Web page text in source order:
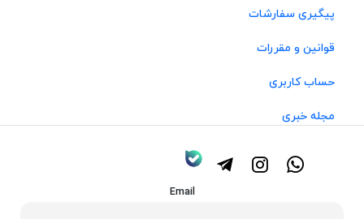
پیگیری سفارشات
قوانین و مقررات
حساب کاربری
مجله خبری
Email